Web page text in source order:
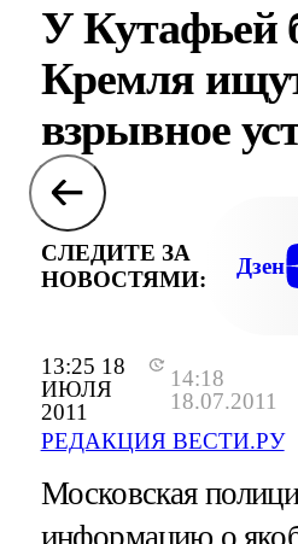
13:25 18
ИЮЛЯ
2011
14:18
18.07.2011
РЕДАКЦИЯ ВЕСТИ.РУ
У Кутафьей
Кремля
взрывное
СЛЕДИТЕ ЗА
НОВОСТЯМИ:
Дзен
Московская